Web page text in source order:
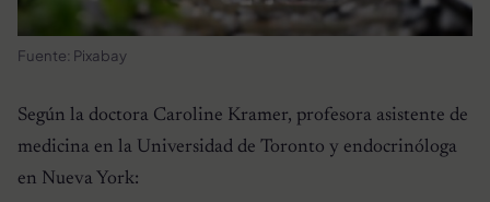
Fuente: Pixabay
Según la doctora Caroline Kramer, profesora asistente de
medicina en la Universidad de Toronto y endocrinóloga
en Nueva York: